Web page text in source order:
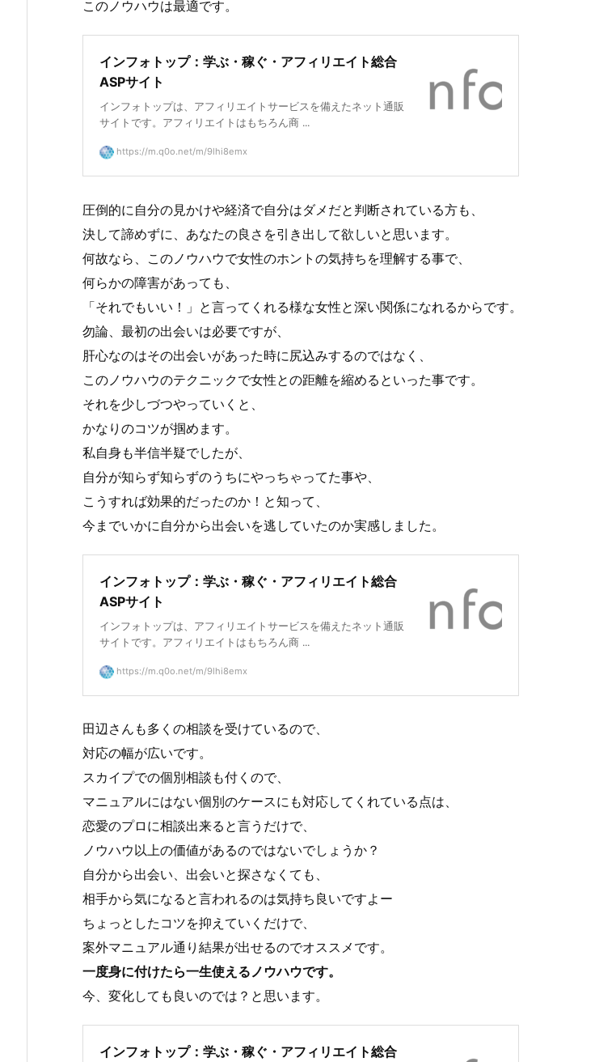
このノウハウは最適です。
インフォトップ：学ぶ・稼ぐ・アフィリエイト総合
ASPサイト
インフォトップは、アフィリエイトサービスを備えたネット通販
サイトです。アフィリエイトはもちろん商 ...
https://m.q0o.net/m/9lhi8emx
圧倒的に自分の見かけや経済で自分はダメだと判断されている方も、
決して諦めずに、あなたの良さを引き出して欲しいと思います。
何故なら、このノウハウで女性のホントの気持ちを理解する事で、
何らかの障害があっても、
「それでもいい！」と言ってくれる様な女性と深い関係になれるからです。
勿論、最初の出会いは必要ですが、
肝心なのはその出会いがあった時に尻込みするのではなく、
このノウハウのテクニックで女性との距離を縮めるといった事です。
それを少しづつやっていくと、
かなりのコツが掴めます。
私自身も半信半疑でしたが、
自分が知らず知らずのうちにやっちゃってた事や、
こうすれば効果的だったのか！と知って、
今までいかに自分から出会いを逃していたのか実感しました。
インフォトップ：学ぶ・稼ぐ・アフィリエイト総合
ASPサイト
インフォトップは、アフィリエイトサービスを備えたネット通販
サイトです。アフィリエイトはもちろん商 ...
https://m.q0o.net/m/9lhi8emx
田辺さんも多くの相談を受けているので、
対応の幅が広いです。
スカイプでの個別相談も付くので、
マニュアルにはない個別のケースにも対応してくれている点は、
恋愛のプロに相談出来ると言うだけで、
ノウハウ以上の価値があるのではないでしょうか？
自分から出会い、出会いと探さなくても、
相手から気になると言われるのは気持ち良いですよー
ちょっとしたコツを抑えていくだけで、
案外マニュアル通り結果が出せるのでオススメです。
一度身に付けたら一生使えるノウハウです。
今、変化しても良いのでは？と思います。
インフォトップ：学ぶ・稼ぐ・アフィリエイト総合